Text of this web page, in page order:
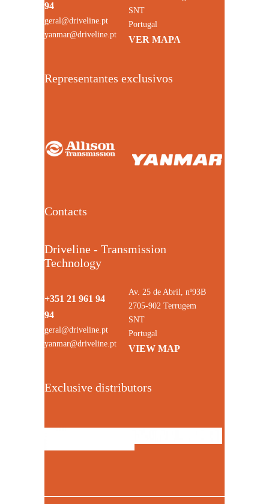
94
geral@driveline.pt
yanmar@driveline.pt
SNT
Portugal
VER MAPA
Representantes exclusivos
Contacts
Driveline - Transmission
Technology
+351 21 961 94
94
geral@driveline.pt
yanmar@driveline.pt
Av. 25 de Abril, nº93B
2705-902 Terrugem
SNT
Portugal
VIEW MAP
Exclusive distributors